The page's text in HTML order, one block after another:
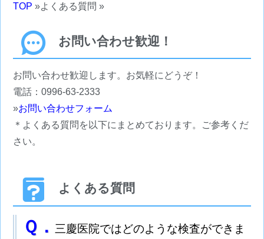
TOP »よくある質問 »
お問い合わせ歓迎！
お問い合わせ歓迎します。お気軽にどうぞ！
電話：0996-63-2333
»お問い合わせフォーム
＊よくある質問を以下にまとめております。ご参考くだ
さい。
よくある質問
Ｑ． 三慶医院ではどのような検査ができま